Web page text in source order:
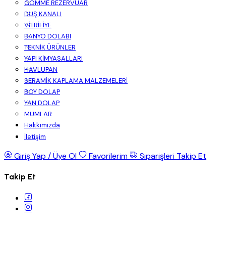
GÖMME REZERVUAR
DUŞ KANALI
VİTRİFİYE
BANYO DOLABI
TEKNİK ÜRÜNLER
YAPI KİMYASALLARI
HAVLUPAN
SERAMİK KAPLAMA MALZEMELERİ
BOY DOLAP
YAN DOLAP
MUMLAR
Hakkımızda
İletişim
Giriş Yap / Üye Ol Favorilerim Siparişleri Takip Et
Takip Et